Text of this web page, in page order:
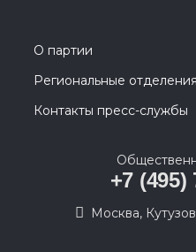
О партии
Региональные отделения
Контакты пресс-службы
+7 (495)
Москва,